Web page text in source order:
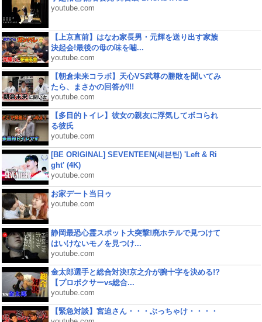
youtube.com
【上京直前】はなわ家長男・元輝を送り出す家族
決起会!最後の母の味を噛...
youtube.com
【朝倉未来コラボ】天心VS武尊の勝敗を聞いてみ
たら、まさかの回答が!!!
youtube.com
【多目的トイレ】彼女の親友に浮気してボコられ
る彼氏
youtube.com
[BE ORIGINAL] SEVENTEEN(세븐틴) 'Left & Ri
ght' (4K)
youtube.com
お家デート当日ゥ
youtube.com
静岡最恐心霊スポット大突撃!廃ホテルで見つけて
はいけないモノを見つけ...
youtube.com
金太郎選手と総合対決!京之介が腕十字を決める!?
【プロボクサーvs総合...
youtube.com
【緊急対談】宮迫さん・・・ぶっちゃけ・・・・